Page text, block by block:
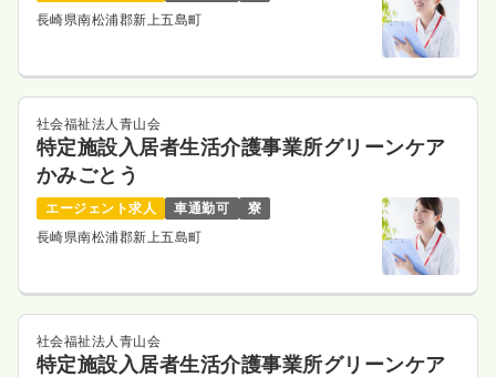
長崎県南松浦郡新上五島町
社会福祉法人青山会
特定施設入居者生活介護事業所グリーンケア
かみごとう
エージェント求人 車通勤可
寮
長崎県南松浦郡新上五島町
社会福祉法人青山会
特定施設入居者生活介護事業所グリーンケア